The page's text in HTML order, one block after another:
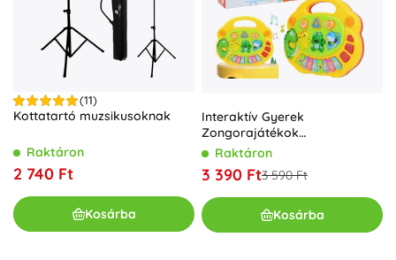
(11)
Kottatartó muzsikusoknak
Raktáron
2 740 Ft
Kosárba
Interaktív Gyerek
Zongorajátékok
Állathangokkal
Raktáron
3 390 Ft3 590 Ft
Kosárba